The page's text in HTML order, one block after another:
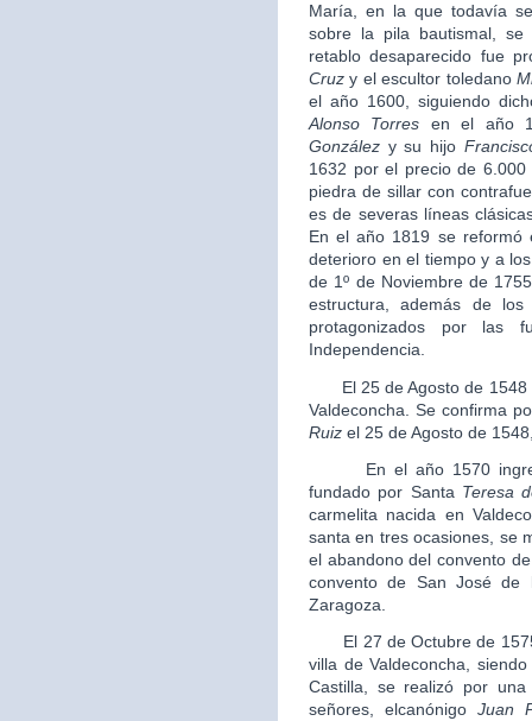
María, en la que todavía
sobre la pila bautismal,
retablo desaparecido fue
Cruz y el escultor toledano
el año 1600, siguiendo
Alonso Torres en el año
González y su hijo
1632 por el precio de
piedra de sillar con
es de severas líneas
En el año 1819 se reformó
deterioro en el tiempo y a
de 1º de Noviembre de
estructura, además de
protagonizados por las
Independencia.
El 25 de Agosto de 1548
Valdeconcha. Se confirma
Ruiz el 25 de Agosto de
En el año 1570 ingresa
fundado por Santa Teresa
carmelita nacida en
santa en tres ocasiones, se
el abandono del convento
convento de San José de
Zaragoza.
El 27 de Octubre de 1575
villa de Valdeconcha,
Castilla, se realizó por
señores, elcanónigoJuan